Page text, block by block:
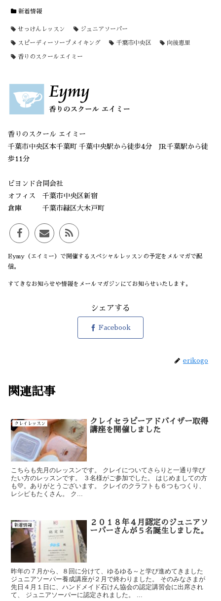
新着情報
せっけんレッスン ジュニアソーパー
スピーディーソープメイキング 千葉市中央区 向後恵里
香りのスクールエイミー
香りのスクール エイミー
千葉市中央区本千葉町 千葉中央駅から徒歩4分 JR千葉駅から徒
歩11分
ビヨンド合同会社
オフィス 千葉市中央区新宿
倉庫 千葉市緑区大木戸町
Eymy（エイミー）で開催するスペシャルレッスンの予定をメルマガで配
信。
すてきなお知らせや情報をメールマガジンにてお知らせいたします。
シェアする
Facebook
erikogo
関連記事
クレイレッスン
クレイセラピーアドバイザー取得
講座を開催しました
こちらも先月のレッスンです。 クレイについてさらりと一通り学び
たい方のレッスンです。 ３名様がご参加でした。 はじめましての方
も💛。ありがとうございます。 クレイのクラフトも６つもつくり、
レシピもたくさん。 ク...
新着情報
２０１８年４月認定のジュニアソ
ーパーさんが５名誕生しました。
昨年の７月から、８回に分けて、ゆるゆる～と学び進めてきました
ジュニアソーパー養成講座が２月で終わりました。 そのみなさまが
先日４月１日に、ハンドメイド石けん協会の認定講習会に出席され
て、 ジュニアソーパーに認定されました。 ...